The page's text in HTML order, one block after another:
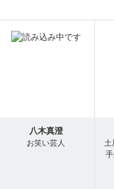
八木真澄
お笑い芸人
土